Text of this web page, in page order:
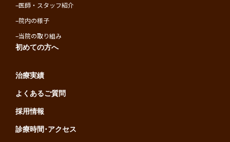
–医師・スタッフ紹介
–院内の様子
–当院の取り組み
初めての方へ
治療実績
よくあるご質問
採用情報
診療時間･アクセス